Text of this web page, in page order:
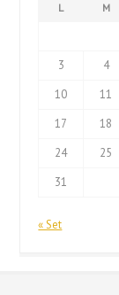
L M
3
4
10
11
17
18
24
25
31
« Set